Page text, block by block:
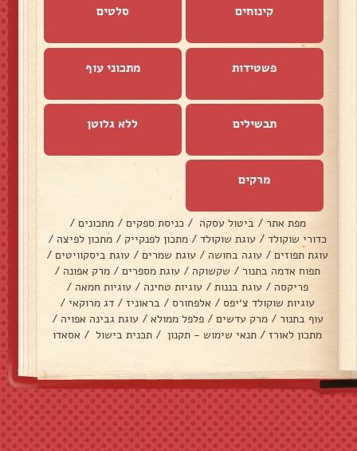
קינוחים סלטים
פשטידות מתכוני עוף
תבשילים ללא גלוטן
מרקים
מפת אתר / ביטול עסקה / כניסת ספקים / מתכונים /
כדורי שוקולד / עוגת שוקולד / מתכון לפנקייק / מתכון לפיצה /
עוגת תפוזים / עוגה בחושה / עוגת שמרים / עוגת ביסקוויטים /
תפוח אדמה בתנור / שקשוקה / עוגת מספרים / מרק אפונה /
פריקסה / עוגת בננות / עוגיות טחינה / עוגיות חמאה /
עוגיות שוקולד צ׳יפס / אלפחורס / בראוניז / דג מרוקאי /
עוף בתנור / מרק עדשים / פלפל ממולא / עוגת גבינה אפויה /
מתכון לאורז / תנאי שימוש - תקנון / תכנית בישול / אסאדו